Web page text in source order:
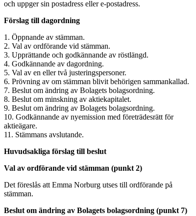
och uppger sin postadress eller e-postadress.
Förslag till dagordning
1. Öppnande av stämman.
2. Val av ordförande vid stämman.
3. Upprättande och godkännande av röstlängd.
4. Godkännande av dagordning.
5. Val av en eller två justeringspersoner.
6. Prövning av om stämman blivit behörigen sammankallad.
7. Beslut om ändring av Bolagets bolagsordning.
8. Beslut om minskning av aktiekapitalet.
9. Beslut om ändring av Bolagets bolagsordning.
10. Godkännande av nyemission med företrädesrätt för
aktieägare.
11. Stämmans avslutande.
Huvudsakliga förslag till beslut
Val av ordförande vid stämman (punkt 2)
Det föreslås att Emma Norburg utses till ordförande på
stämman.
Beslut om ändring av Bolagets bolagsordning (punkt 7)